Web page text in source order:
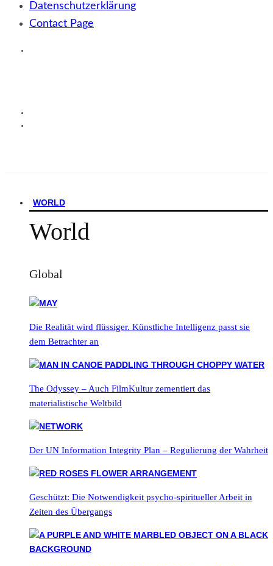
Datenschutzerklärung
Contact Page
WORLD
World
Global
Die Realität wird flüssiger. Künstliche Intelligenz passt sie
dem Betrachter an
The Odyssey – Auch FilmKultur zementiert das
materialistische Weltbild
Der UN Information Integrity Plan – Regulierung der Wahrheit
Geschützt: Die Notwendigkeit psycho-spiritueller Arbeit in
Zeiten des Übergangs